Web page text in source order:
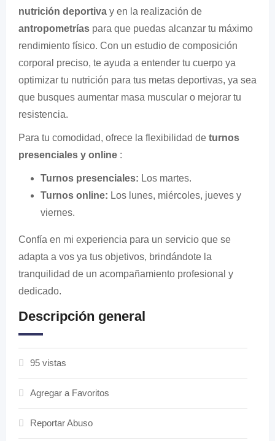
nutrición deportiva y en la realización de
antropometrías para que puedas alcanzar tu máximo
rendimiento físico. Con un estudio de composición
corporal preciso, te ayuda a entender tu cuerpo ya
optimizar tu nutrición para tus metas deportivas, ya sea
que busques aumentar masa muscular o mejorar tu
resistencia.
Para tu comodidad, ofrece la flexibilidad de turnos
presenciales y online :
Turnos presenciales: Los martes.
Turnos online: Los lunes, miércoles, jueves y
viernes.
Confía en mi experiencia para un servicio que se
adapta a vos ya tus objetivos, brindándote la
tranquilidad de un acompañamiento profesional y
dedicado.
Descripción general
95 vistas
Agregar a Favoritos
Reportar Abuso